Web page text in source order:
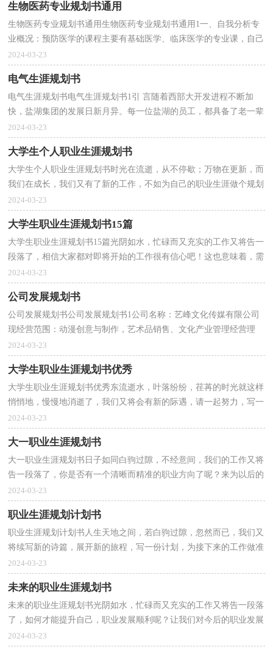
生物医药专业规划书通用
生物医药专业规划书通用生物医药专业规划书通用1一、自我分析专
业概况：预防医学的课程主要有基础医学、临床医学的专业课，自己
的专业课有：统计学、卫生毒理学、流行病学、职业...
2024-03-23
电气生涯规划书
电气生涯规划书电气生涯规划书1引 言随着西部大开发进程不断加
快，盐湖集团的发展日新月异。每一位盐湖的员工，都具备了老一辈
盐湖人艰苦奋斗，无私奉献的精神。作为祖国七八点钟...
2024-03-23
大学生个人职业生涯规划书
大学生个人职业生涯规划书时光在流逝，从不停歇；万物在更新，而
我们在成长，我们又有了新的工作，不如为自己的职业生涯做个规划
吧。那么你真正懂得怎么写好职业规划吗？以下是小编精心...
2024-03-23
大学生职业生涯规划书15篇
大学生职业生涯规划书15篇光阴如水，忙碌而又充实的工作又将告一
段落了，相信大家都对即将开始的工作很有信心吧！这也意味着，需
要开始写职业规划了。职业规划的开头要怎么写？想必这...
2024-03-23
公司发展规划书
公司发展规划书公司发展规划书1公司名称：艺峰文化传媒有限公司
现经营范围：动漫创意与制作，艺术品销售、文化产业管理经营理
念：以质量求生存，在生存中求发展经营方针：坚持客户至上...
2024-03-23
大学生职业生涯规划书优秀
大学生职业生涯规划书优秀东流逝水，叶落纷纷，荏苒的时光就这样
悄悄地，慢慢地消逝了，我们又将会有新的际遇，请一起努力，写一
份职业规划吧。相信大家又在为写职业规划犯愁了吧！下面是...
2024-03-23
大一职业生涯规划书
大一职业生涯规划书日子如同白驹过隙，不经意间，我们的工作又将
告一段落了，你是否有一个清晰而精准的职业方向了呢？来为以后的
职业发展做一份职业规划吧。为了让您不再为做职业规...
2024-03-23
职业生涯规划计划书
职业生涯规划计划书人生天地之间，若白驹过隙，忽然而已，我们又
将续写新的诗篇，展开新的旅程，写一份计划，为接下来的工作做准
备吧！我们该怎么拟定计划呢？以下是小编帮大家整理的职业生...
2024-03-23
未来的职业生涯规划书
未来的职业生涯规划书光阴如水，忙碌而又充实的工作又将告一段落
了，如何才能提升自己，职业发展顺利呢？让我们对今后的职业发展
方向做个计划吧。为了让您不再为做职业规划头疼，下面...
2024-03-23